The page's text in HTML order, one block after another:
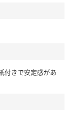
付きで安定感があ